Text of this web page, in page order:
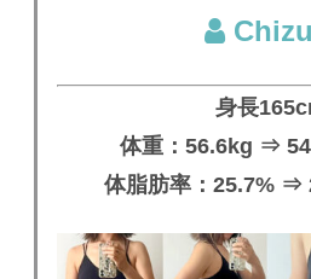
身長
体重：56.6kg ⇒
体脂肪率：25.7% ⇒